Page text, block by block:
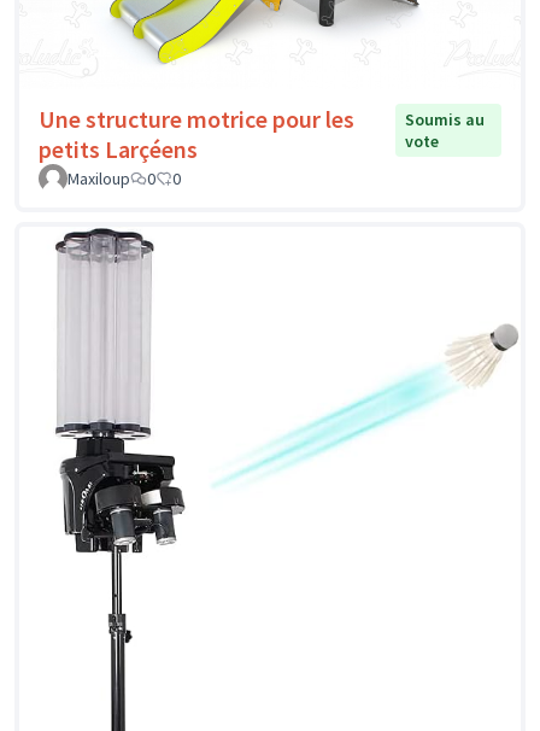
Une structure motrice pour les
petits Larçéens
Soumis au
vote
Maxiloup
0 0